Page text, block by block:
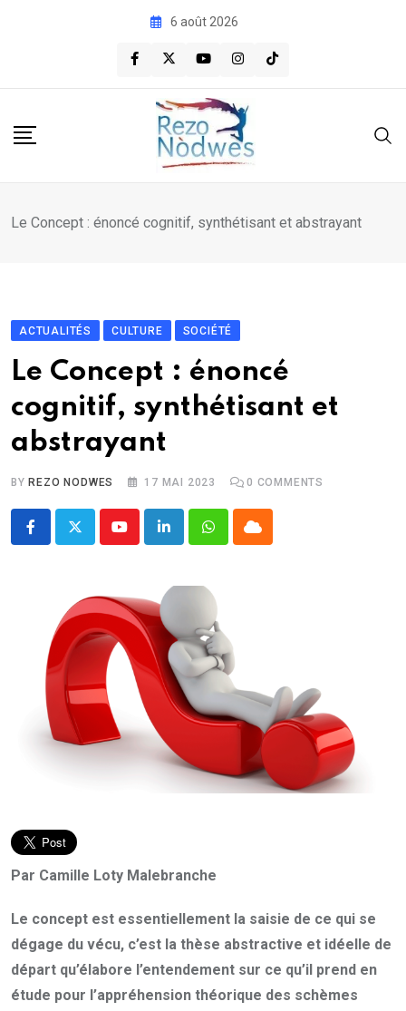
6 août 2026
Le Concept : énoncé cognitif, synthétisant et abstrayant
ACTUALITÉS CULTURE SOCIÉTÉ
Le Concept : énoncé
cognitif, synthétisant et
abstrayant
BY REZO NODWES 17 MAI 2023 0 COMMENTS
YoutubeLinkedInWhatsappCloud
Par Camille Loty Malebranche
Le concept est essentiellement la saisie de ce qui se
dégage du vécu, c’est la thèse abstractive et idéelle de
départ qu’élabore l’entendement sur ce qu’il prend en
étude pour l’appréhension théorique des schèmes